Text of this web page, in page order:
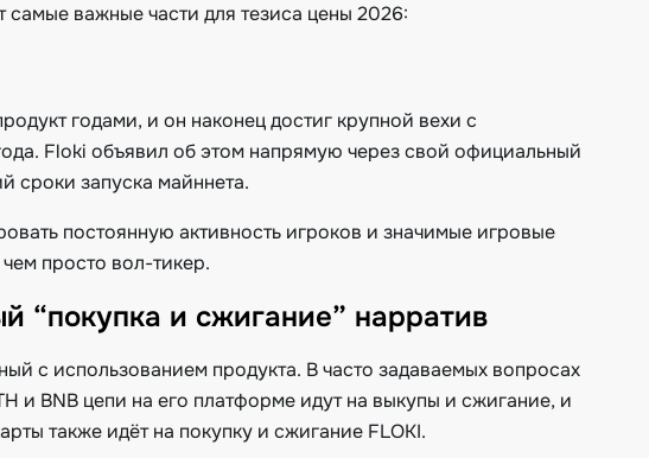
самые важные части для тезиса цены 2026:
годами, и он наконец достиг крупной вехи с
Floki объявил об этом напрямую через свой официальный
сроки запуска майннета.
постоянную активность игроков и значимые игровые
просто вол-тикер.
“покупка и сжигание” нарратив
с использованием продукта. В часто задаваемых вопросах
и BNB цепи на его платформе идут на выкупы и сжигание, и
также идёт на покупку и сжигание FLOKI.